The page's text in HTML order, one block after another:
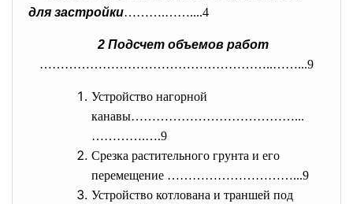
для застройки……….……....4
2 Подсчет объемов работ
………………………………………………..……...9
Устройство нагорной
канавы…………………………………...
………….….9
Срезка растительного грунта и его
перемещение …………………………...9
Устройство котлована и траншей под